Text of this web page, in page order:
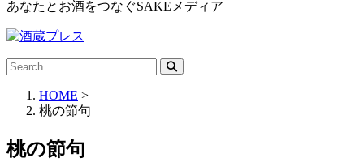
あなたとお酒をつなぐSAKEメディア
HOME >
桃の節句
桃の節句